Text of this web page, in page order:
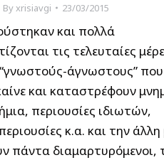
Byxrisiavgi 23/03/2015
και πολλά
τις τελευταίες
άγνωστους”
και καταστρέφουν
περιουσίες ιδιωτών,
κ.α. και την
πάντα διαμαρτυρόμενοι,